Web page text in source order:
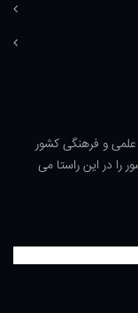
و فرهنگی کشور
را در این راستا می